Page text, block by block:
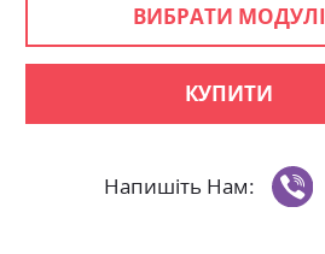
ВИБРАТИ МОДУЛІ
КУПИТИ
Напишіть Нам: